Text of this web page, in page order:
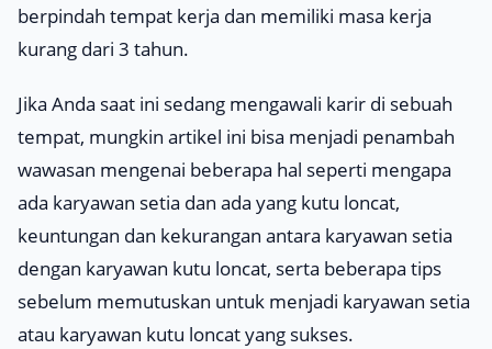
berpindah tempat kerja dan memiliki masa kerja
kurang dari 3 tahun.
Jika Anda saat ini sedang mengawali karir di sebuah
tempat, mungkin artikel ini bisa menjadi penambah
wawasan mengenai beberapa hal seperti mengapa
ada karyawan setia dan ada yang kutu loncat,
keuntungan dan kekurangan antara karyawan setia
dengan karyawan kutu loncat, serta beberapa tips
sebelum memutuskan untuk menjadi karyawan setia
atau karyawan kutu loncat yang sukses.